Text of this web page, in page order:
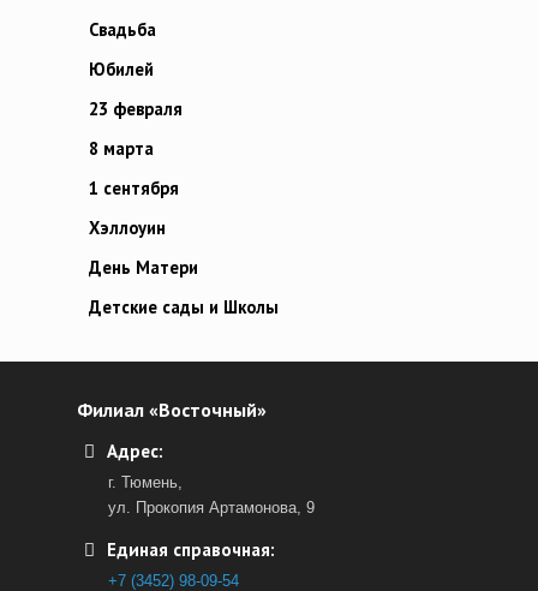
Свадьба
Юбилей
23 февраля
8 марта
1 сентября
Хэллоуин
День Матери
Детские сады и Школы
Филиал «Восточный»
Адрес:
г. Тюмень,
ул. Прокопия Артамонова, 9
Единая справочная:
+7 (3452) 98-09-54